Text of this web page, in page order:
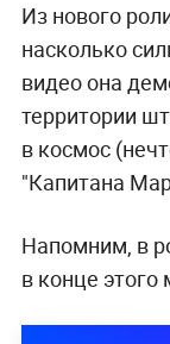
Из нового
насколько
видео она
территории
в космос
"Капитана
Напомним, в
в конце этого